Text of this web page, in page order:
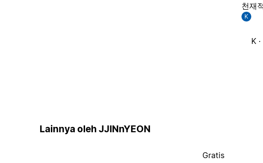
천재
K
K ·
Lainnya oleh JJINnYEON
Gratis